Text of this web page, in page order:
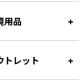
大満足の噛みごた
用品
トレット